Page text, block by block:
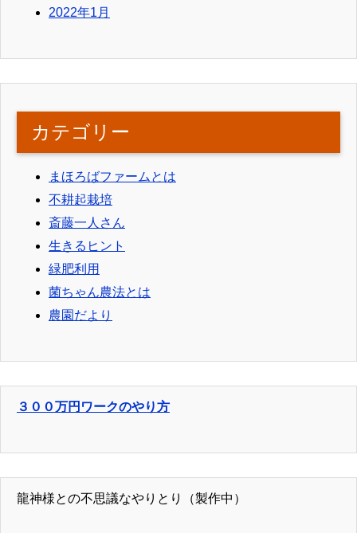
2022年1月
カテゴリー
まほろばファームとは
不耕起栽培
斎藤一人さん
生きるヒント
緑肥利用
菌ちゃん農法とは
農園だより
３００万円ワークのやり方
龍神様との不思議なやりとり（製作中）